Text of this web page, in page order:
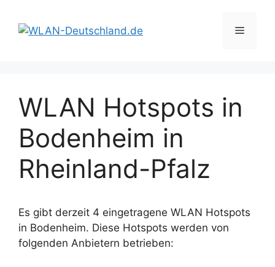
Inhalt
springen
Menü
WLAN Hotspots in
Bodenheim in
Rheinland-Pfalz
Es gibt derzeit 4 eingetragene WLAN Hotspots
in Bodenheim. Diese Hotspots werden von
folgenden Anbietern betrieben: